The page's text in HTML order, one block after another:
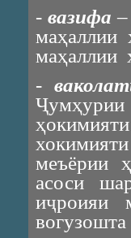
-вазифа
маҳаллии
маҳаллии
-
меъёрии
асоси
иҷроияи